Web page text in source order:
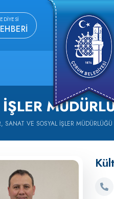
SANAT VE SOSYAL İŞLER MÜDÜRLÜĞÜ